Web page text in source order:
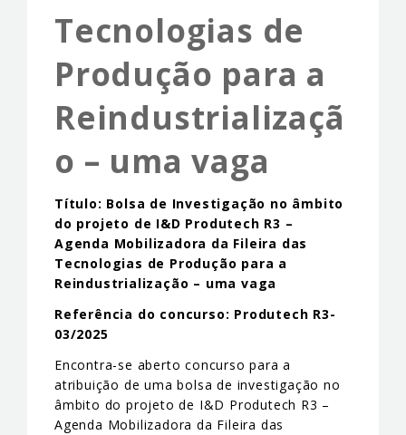
Tecnologias de
Produção para a
Reindustrializaçã
o – uma vaga
Título: Bolsa de Investigação no âmbito
do projeto de I&D Produtech R3 –
Agenda Mobilizadora da Fileira das
Tecnologias de Produção para a
Reindustrialização – uma vaga
Referência do concurso: Produtech R3-
03/2025
Encontra-se aberto concurso para a
atribuição de uma bolsa de investigação no
âmbito do projeto de I&D Produtech R3 –
Agenda Mobilizadora da Fileira das